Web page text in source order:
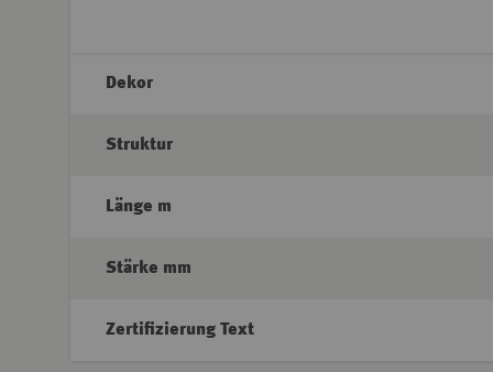
Dekor
Struktur
Länge m
Stärke mm
Zertifizierung Text